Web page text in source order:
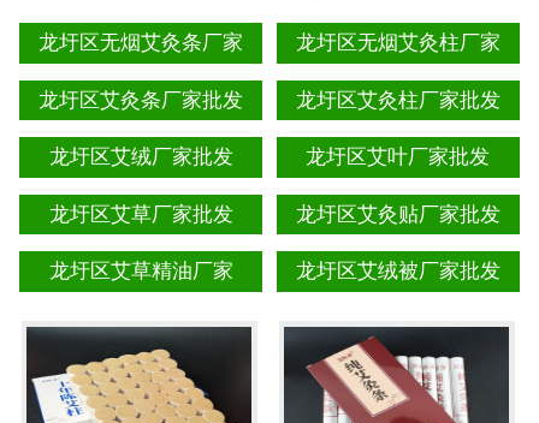
龙圩区无烟艾灸条厂家 龙圩区无烟艾灸柱厂家
龙圩区艾灸条厂家批发 龙圩区艾灸柱厂家批发
龙圩区艾绒厂家批发 龙圩区艾叶厂家批发
龙圩区艾草厂家批发 龙圩区艾灸贴厂家批发
龙圩区艾草精油厂家 龙圩区艾绒被厂家批发